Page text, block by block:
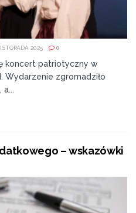
2025 0
koncert patriotyczny w
Wydarzenie zgromadziło
– wskazówki